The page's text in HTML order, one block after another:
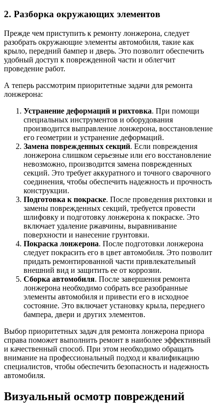
2. Разборка окружающих элементов
Прежде чем приступить к ремонту лонжерона, следует
разобрать окружающие элементы автомобиля, такие как
крыло, передний бампер и дверь. Это позволит обеспечить
удобный доступ к поврежденной части и облегчит
проведение работ.
А теперь рассмотрим приоритетные задачи для ремонта
лонжерона:
Устранение деформаций и рихтовка. При помощи
специальных инструментов и оборудования
производится выправление лонжерона, восстановление
его геометрии и устранение деформаций.
Замена поврежденных секций. Если повреждения
лонжерона слишком серьезные или его восстановление
невозможно, производится замена поврежденных
секций. Это требует аккуратного и точного сварочного
соединения, чтобы обеспечить надежность и прочность
конструкции.
Подготовка к покраске. После проведения рихтовки и
замены поврежденных секций, требуется провести
шлифовку и подготовку лонжерона к покраске. Это
включает удаление ржавчины, выравнивание
поверхности и нанесение грунтовки.
Покраска лонжерона. После подготовки лонжерона
следует покрасить его в цвет автомобиля. Это позволит
придать ремонтированной части привлекательный
внешний вид и защитить ее от коррозии.
Сборка автомобиля. После завершения ремонта
лонжерона необходимо собрать все разобранные
элементы автомобиля и привести его в исходное
состояние. Это включает установку крыла, переднего
бампера, двери и других элементов.
Выбор приоритетных задач для ремонта лонжерона приора
справа поможет выполнить ремонт в наиболее эффективный
и качественный способ. При этом необходимо обращать
внимание на профессиональный подход и квалификацию
специалистов, чтобы обеспечить безопасность и надежность
автомобиля.
Визуальный осмотр повреждений